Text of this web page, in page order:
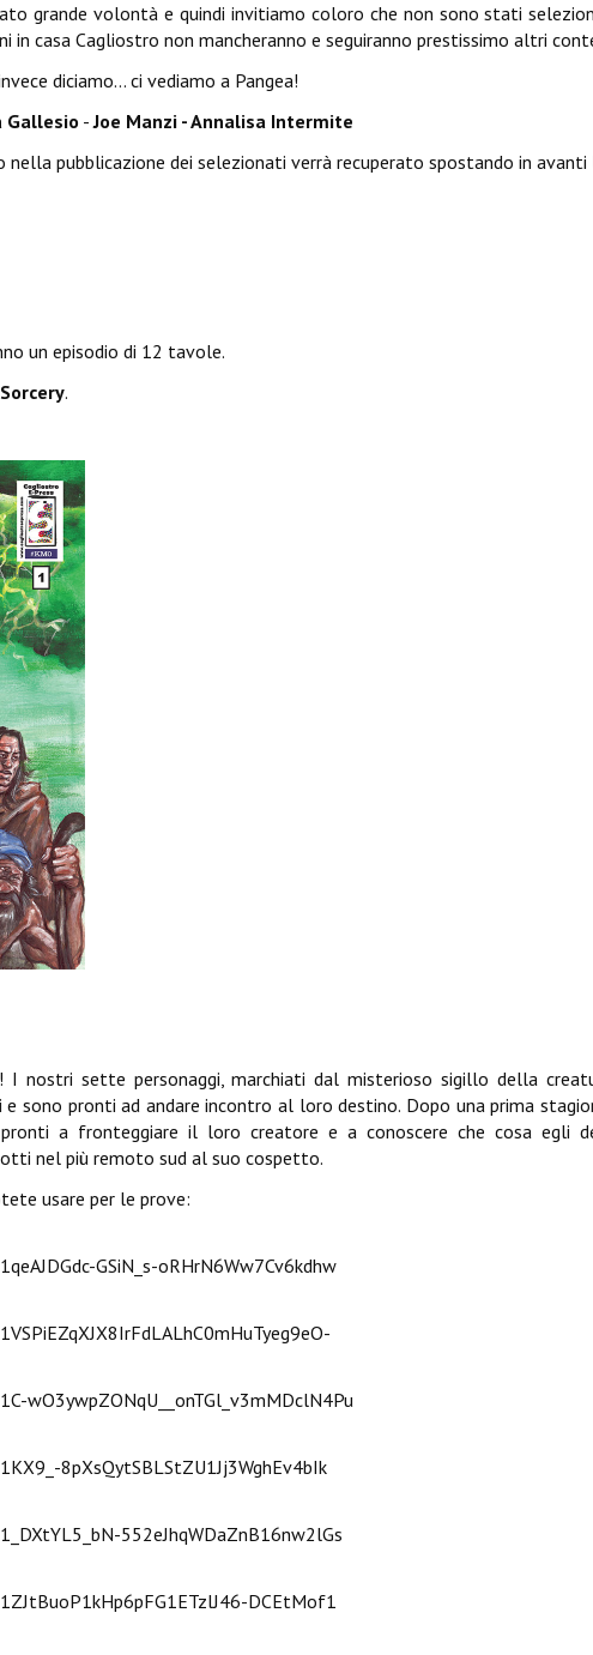
grande volontà e quindi invitiamo coloro che non sono stati
in casa Cagliostro non mancheranno e seguiranno prestissimo altri
diciamo... ci vediamo a Pangea!
Gallesio -Joe Manzi - Annalisa Intermite
pubblicazione dei selezionati verrà recuperato spostando in avanti
un episodio di 12 tavole.
.
nostri sette personaggi, marchiati dal misterioso sigillo della
sono pronti ad andare incontro al loro destino. Dopo una prima
a fronteggiare il loro creatore e a conoscere che cosa egli
nel più remoto sud al suo cospetto.
usare per le prove:
GSiN_s-oRHrN6Ww7Cv6kdhw
wO3ywpZONqU__onTGl_v3mMDclN4Pu
8pXsQytSBLStZU1Jj3WghEv4bIk
552eJhqWDaZnB16nw2lGs
DCEtMof1